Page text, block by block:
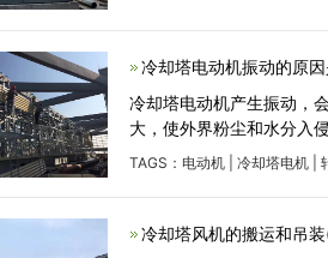
冷却塔电动机振动的原
冷却塔电动机产生振动，
大，使外界粉尘和水分入
TAGS： 电动机 冷却塔电机
冷却塔风机的搬运和吊